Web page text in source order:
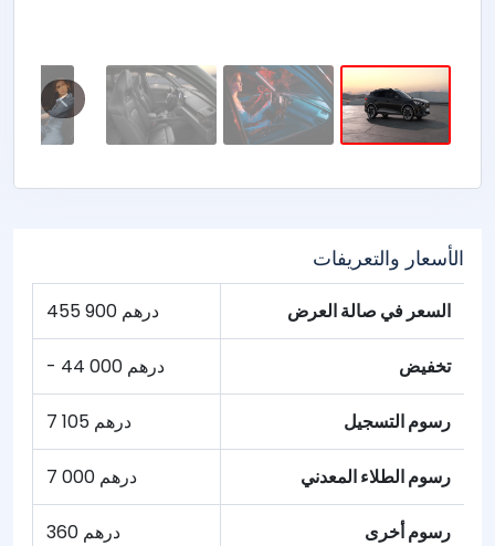
الأسعار والتعريفات
السعر في صالة العرض 455 900 درهم
تخفيض - 44 000 درهم
رسوم التسجيل 7 105 درهم
رسوم الطلاء المعدني 7 000 درهم
رسوم أخرى 360 درهم